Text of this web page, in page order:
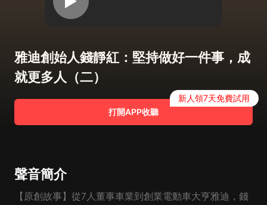
雅迪創始人錢靜紅：堅持做好一件事，成
就更多人（二）
打開APP收聽
新人領7天免費試用
聲音簡介
【原創故事】從7人董事車業到創業電動車大亨雅迪，錢